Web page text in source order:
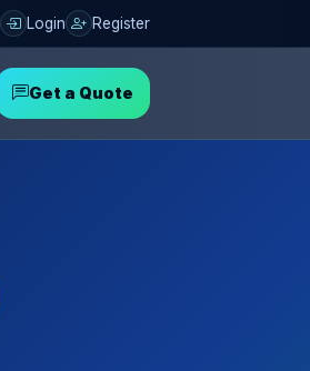
Login Register
Get a Quote